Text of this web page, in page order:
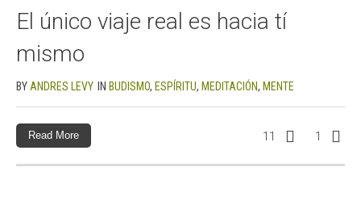
El único viaje real es hacia tí
mismo
BY ANDRES LEVY IN BUDISMO, ESPÍRITU, MEDITACIÓN, MENTE
11 1
Read More